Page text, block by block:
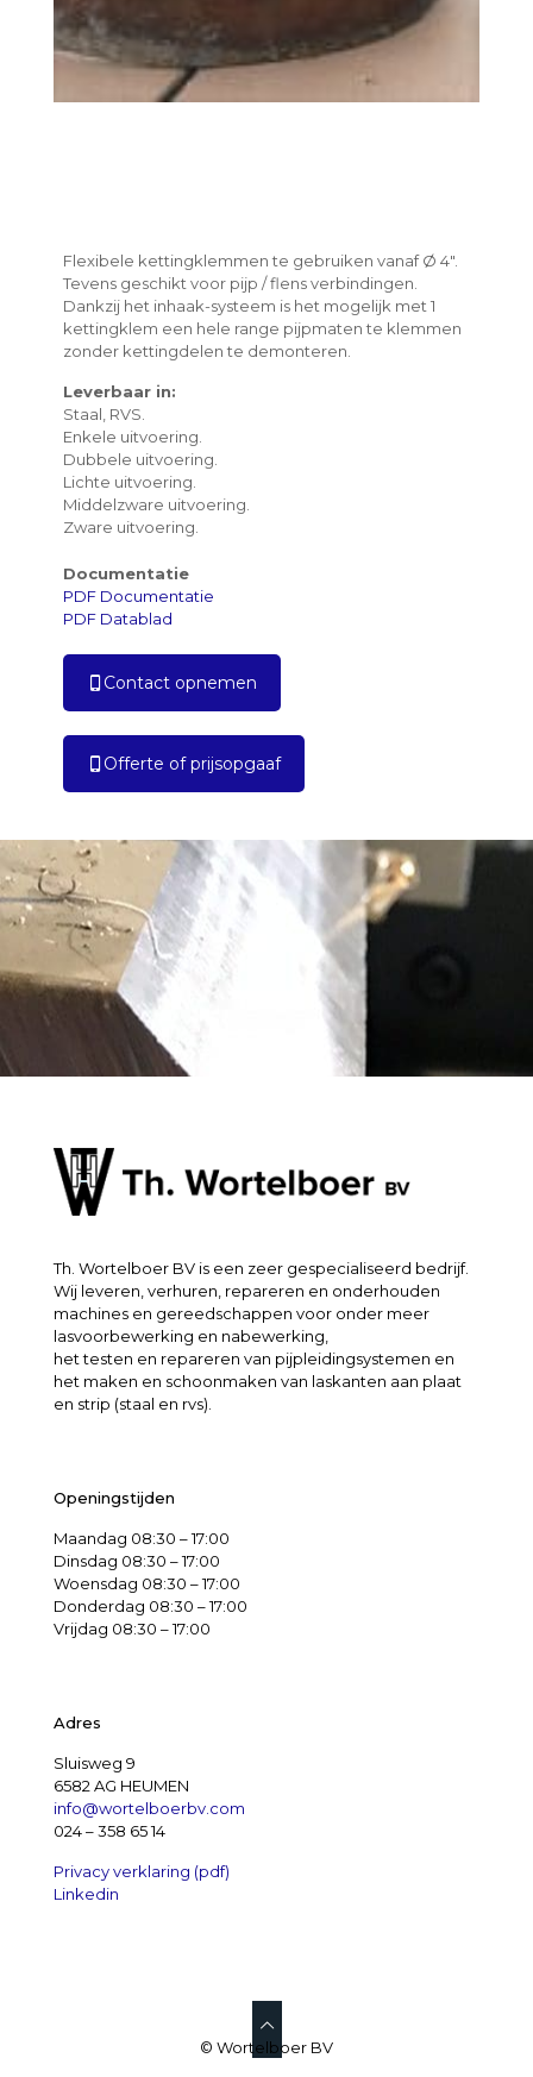
Flexibele kettingklemmen te gebruiken vanaf Ø 4".
Tevens geschikt voor pijp / flens verbindingen.
Dankzij het inhaak-systeem is het mogelijk met 1
kettingklem een hele range pijpmaten te klemmen
zonder kettingdelen te demonteren.
Leverbaar in:
Staal, RVS.
Enkele uitvoering.
Dubbele uitvoering.
Lichte uitvoering.
Middelzware uitvoering.
Zware uitvoering.
Documentatie
PDF Documentatie
PDF Datablad
Contact opnemen
Offerte of prijsopgaaf
Th. Wortelboer BV is een zeer gespecialiseerd bedrijf.
Wij leveren, verhuren, repareren en onderhouden
machines en gereedschappen voor onder meer
lasvoorbewerking en nabewerking,
het testen en repareren van pijpleidingsystemen en
het maken en schoonmaken van laskanten aan plaat
en strip (staal en rvs).
Openingstijden
Maandag 08:30 – 17:00
Dinsdag 08:30 – 17:00
Woensdag 08:30 – 17:00
Donderdag 08:30 – 17:00
Vrijdag 08:30 – 17:00
Adres
Sluisweg 9
6582 AG HEUMEN
info@wortelboerbv.com
024 – 358 65 14
Privacy verklaring (pdf)
Linkedin
© Wortelboer BV